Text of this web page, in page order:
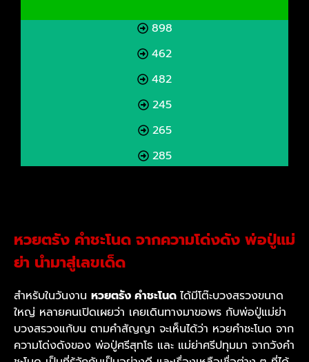
898
462
482
245
265
285
หวยตรัง คำชะโนด จากความโด่งดัง พ่อปู่แม่
ย่า นำมาสู่เลขเด็ด
สำหรับในวันงาน หวยตรัง คำชะโนด ได้มีโต๊ะบวงสรวงขนาด
ใหญ่ หลายคนเปิดเผยว่า เคยเดินทางมาขอพร กับพ่อปู่แม่ย่า
บวงสรวงแก้บน ตามคำสัญญา จะเห็นได้ว่า หวยคำชะโนด จาก
ความโด่งดังของ พ่อปู่ศรีสุทโธ และ แม่ย่าศรีปทุมมา จากวังคำ